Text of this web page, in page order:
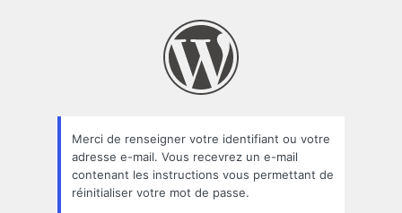
oublié
Merci de renseigner votre identifiant ou votre
adresse e-mail. Vous recevrez un e-mail
contenant les instructions vous permettant de
réinitialiser votre mot de passe.